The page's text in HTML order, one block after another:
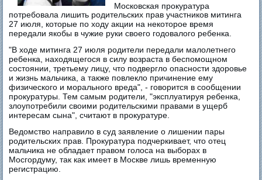
Московская прокуратура
потребовала лишить родительских прав участников митинга
27 июля, которые по ходу акции на некоторое время
передали якобы в чужие руки своего годовалого ребенка.
"В ходе митинга 27 июля родители передали малолетнего
ребенка, находящегося в силу возраста в беспомощном
состоянии, третьему лицу, что подвергло опасности здоровье
и жизнь мальчика, а также повлекло причинение ему
физического и морального вреда", - говорится в сообщении
прокуратуры. Тем самым родители, "эксплуатируя ребенка,
злоупотребили своими родительскими правами в ущерб
интересам сына", считают в прокуратуре.
Ведомство направило в суд заявление о лишении пары
родительских прав. Прокуратура подчеркивает, что отец
мальчика не обладает правом голоса на выборах в
Мосгордуму, так как имеет в Москве лишь временную
регистрацию.